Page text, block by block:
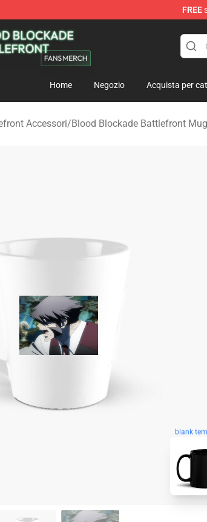
FREE
- Official Blood Blockade Battlefront
Home Negozio Acquista per
Accessori/Blood Blockade Battlefront
blank